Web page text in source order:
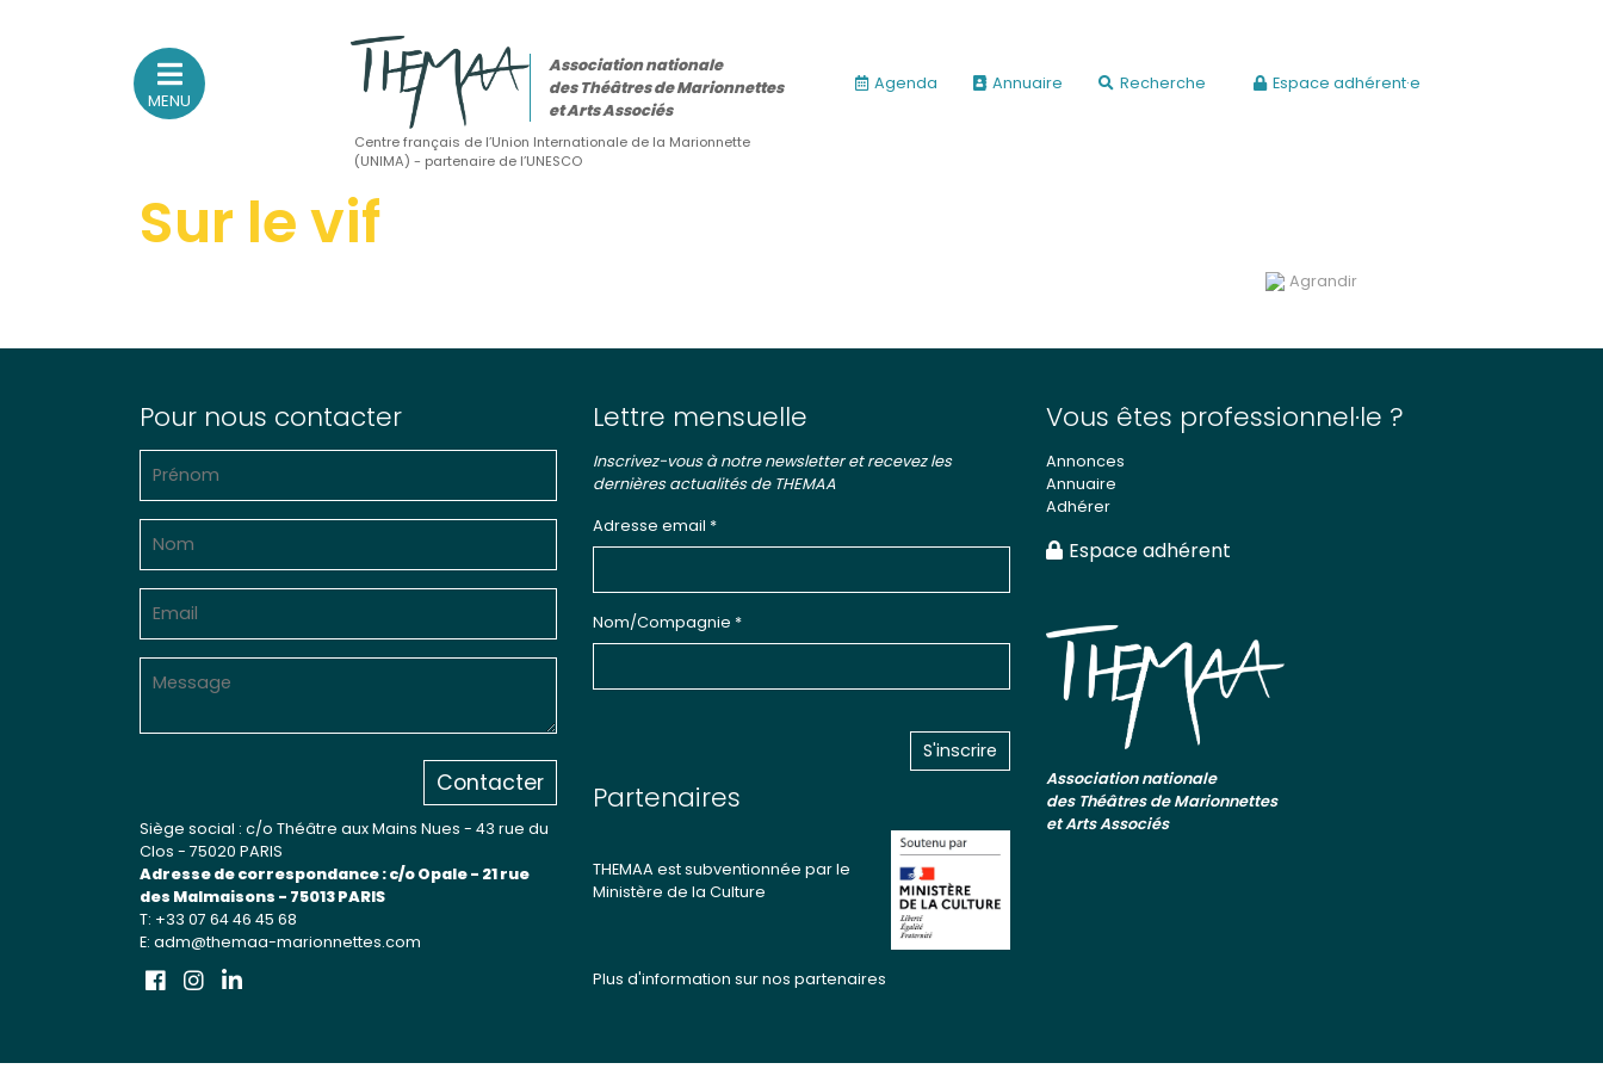
Association nationale
des Théâtres de Marionnettes
et Arts Associés
Sur le feu
Sur le vif
(Agenda, spectacles, événements des adhérents)
Sur le fond
(Fonctionnement, gouvernance, groupes de travail, partenaires)
Sur le terrain
Sur l’étagère
(Documents, études, publications)
MENU
Association nationale
des Théâtres de Marionnettes
et Arts Associés
Centre français de l’Union Internationale de la Marionnette
(UNIMA) - partenaire de l’UNESCO
Agenda Annuaire Recherche Espace adhérent·e
Sur le vif
Agrandir
Pour nous contacter
Contacter
Siège social : c/o Théâtre aux Mains Nues - 43 rue du
Clos - 75020 PARIS
Adresse de correspondance : c/o Opale - 21 rue
des Malmaisons - 75013 PARIS
T: +33 07 64 46 45 68
E: adm@themaa-marionnettes.com
Lettre mensuelle
Inscrivez-vous à notre newsletter et recevez les
dernières actualités de THEMAA
Adresse email *
Nom/Compagnie *
Partenaires
THEMAA est subventionnée par le
Ministère de la Culture
Plus d'information sur nos partenaires
Vous êtes professionnel·le ?
Annonces
Annuaire
Adhérer
Espace adhérent
Association nationale
des Théâtres de Marionnettes
et Arts Associés